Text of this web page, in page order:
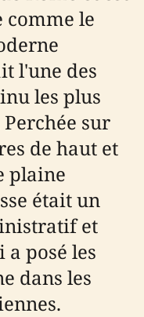
comme le
l'une des
les plus
sur
de haut et
plaine
était un
et
posé les
dans les